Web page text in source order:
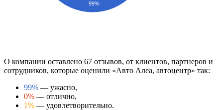
99%
О компании оставлено 67 отзывов, от клиентов, партнеров и
сотрудников, которые оценили «Авто Алеа, автоцентр» так:
99% — ужасно,
0% — отлично,
1% — удовлетворительно.